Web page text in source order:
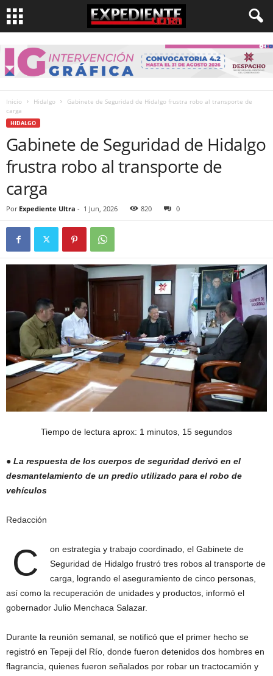
Inicio Hidalgo
Gabinete de Seguridad de Hidalgo frustra robo al transporte de
carga
HIDALGO
Gabinete de Seguridad de Hidalgo
frustra robo al transporte de
carga
Por Expediente Ultra - 1 Jun, 2026 820 0
Tiempo de lectura aprox: 1 minutos, 15 segundos
● La respuesta de los cuerpos de seguridad derivó en el
desmantelamiento de un predio utilizado para el robo de
vehículos
Redacción
C
on estrategia y trabajo coordinado, el Gabinete de
Seguridad de Hidalgo frustró tres robos al transporte de
carga, logrando el aseguramiento de cinco personas,
así como la recuperación de unidades y productos, informó el
gobernador Julio Menchaca Salazar.
Durante la reunión semanal, se notificó que el primer hecho se
registró en Tepeji del Río, donde fueron detenidos dos hombres en
flagrancia, quienes fueron señalados por robar un tractocamión y